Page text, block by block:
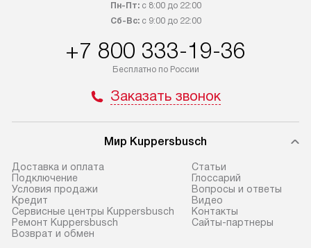
Пн-Пт:с 8:00 до 22:00
Сб-Вс:с 9:00 до 22:00
+7 800 333-19-36
Бесплатно по России
Заказать звонок
Мир Kuppersbusch
Доставка и оплата
Подключение
Условия продажи
Кредит
Сервисные центры Kuppersbusch
Ремонт Kuppersbusch
Возврат и обмен
Cтатьи
Глоссарий
Вопросы и ответы
Видео
Контакты
Сайты-партнеры